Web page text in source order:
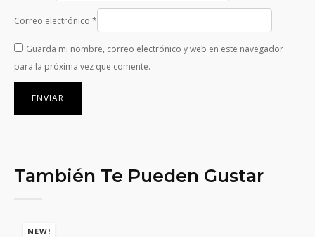
Correo electrónico *
Guarda mi nombre, correo electrónico y web en este navegador
para la próxima vez que comente.
También Te Pueden Gustar
NEW!